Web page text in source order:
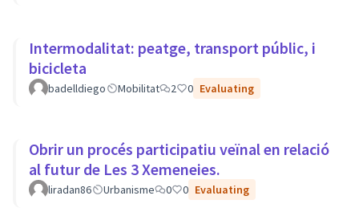
Intermodalitat: peatge, transport públic, i
bicicleta
badelldiego Mobilitat 2 0 Evaluating
Obrir un procés participatiu veïnal en relació
al futur de Les 3 Xemeneies.
liradan86 Urbanisme 0 0 Evaluating